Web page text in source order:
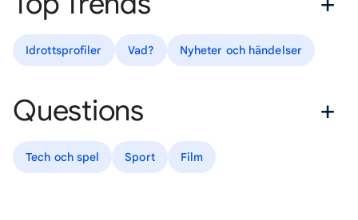
Idrottsprofiler Vad? Nyheter och händelser
Questions
Tech och spel Sport Film